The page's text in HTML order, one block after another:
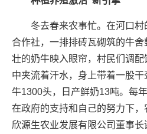
冬去春来农事忙。在河口
合作社，一排排砖瓦砌筑的牛
壮的奶牛映入眼帘，村民们调
中夹流着汗水，身上带着一股干
牛1300头，日产鲜奶13吨。每
在政府的支持和自己的努力下，
欣源生农业发展有限公司董事长